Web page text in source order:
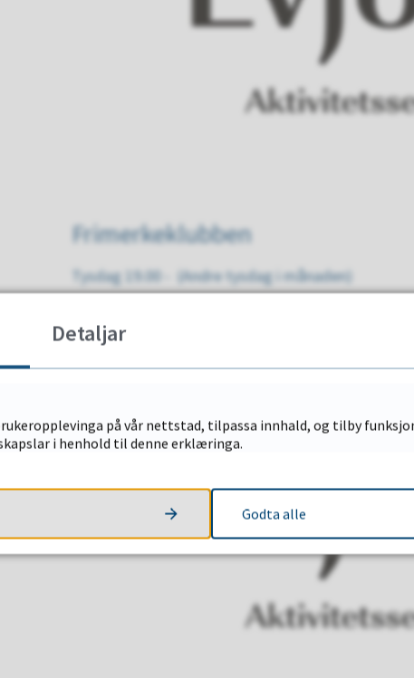
Frimerkeklubben
Tysdag 19.00 - (Andre tysdag i månaden)
Detaljar
på vår nettstad, tilpassa innhald, og tilby
i henhold til denne erklæringa.
Godta alle